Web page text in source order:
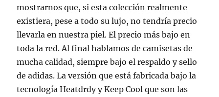
mostrarnos que, si esta colección realmente
existiera, pese a todo su lujo, no tendría precio
llevarla en nuestra piel. El precio más bajo en
toda la red. Al final hablamos de camisetas de
mucha calidad, siempre bajo el respaldo y sello
de adidas. La versión que está fabricada bajo la
tecnología Heatdrdy y Keep Cool que son las